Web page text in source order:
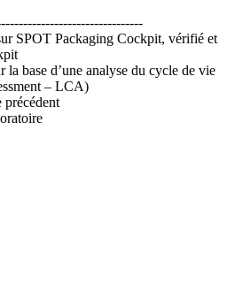
SPOT Packaging Cockpit, vérifié et
base d’une analyse du cycle de vie
– LCA)
précédent